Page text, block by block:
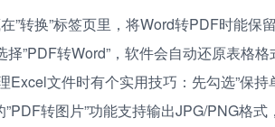
”转换”标签页里，将Word转PDF时能保
”PDF转Word”，软件会自动还原表格
Excel文件时有个实用技巧：先勾选”保
转图片”功能支持输出JPG/PNG格